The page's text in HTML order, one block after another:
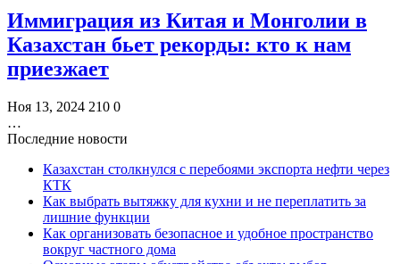
Иммиграция из Китая и Монголии в
Казахстан бьет рекорды: кто к нам
приезжает
Ноя 13, 2024 210 0
…
Последние новости
Казахстан столкнулся с перебоями экспорта нефти через
КТК
Как выбрать вытяжку для кухни и не переплатить за
лишние функции
Как организовать безопасное и удобное пространство
вокруг частного дома